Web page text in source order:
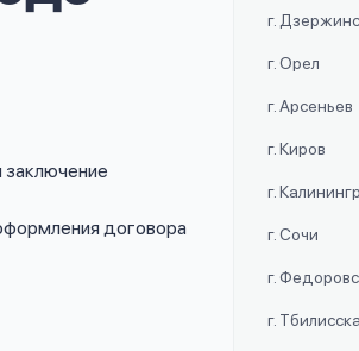
заключение
договора
г.
г. Орел
г. Арсеньев
г. Киров
г.
г. Сочи
г.
г.